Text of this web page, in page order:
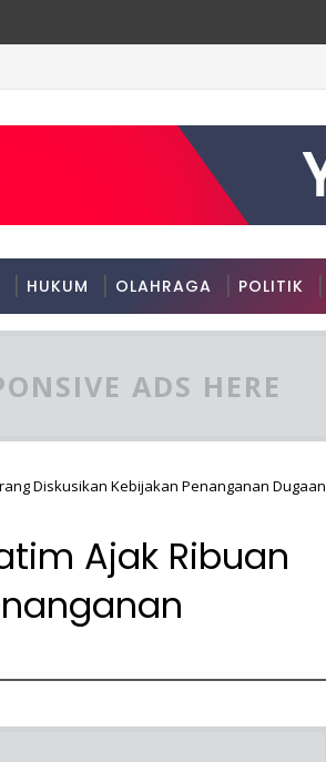
HUKUM OLAHRAGA POLITIK
ADS HERE
Diskusikan Kebijakan Penanganan Dugaan
Ajak Ribuan